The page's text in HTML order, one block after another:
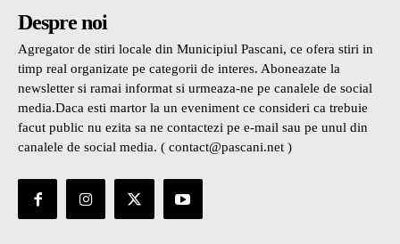
Despre noi
Agregator de stiri locale din Municipiul Pascani, ce ofera stiri in
timp real organizate pe categorii de interes. Aboneazate la
newsletter si ramai informat si urmeaza-ne pe canalele de social
media.Daca esti martor la un eveniment ce consideri ca trebuie
facut public nu ezita sa ne contactezi pe e-mail sau pe unul din
canalele de social media. ( contact@pascani.net )